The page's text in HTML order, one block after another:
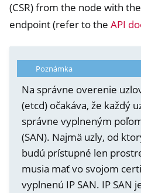
(CSR) from the node with the
endpoint (refer to the API
Poznámka
Na správne overenie
(etcd) očakáva, že každý
správne vyplneným
(SAN). Najmä uzly, od
budú prístupné len
musia mať vo svojom
vyplnenú IP SAN. IP SAN